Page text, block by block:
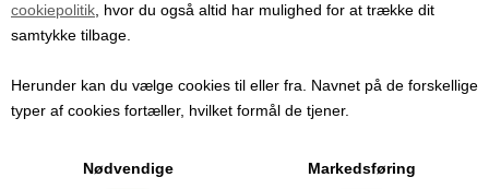
cookiepolitik , hvor du også altid har mulighed for at trække dit
samtykke tilbage.
Herunder kan du vælge cookies til eller fra. Navnet på de forskellige
typer af cookies fortæller, hvilket formål de tjener.
Nødvendige Markedsføring